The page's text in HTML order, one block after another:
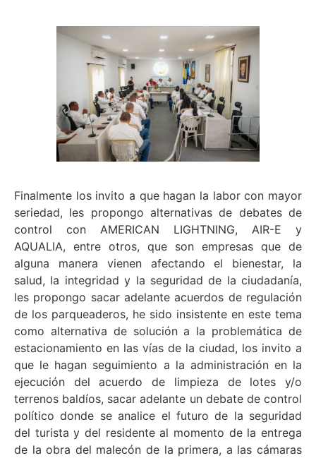
Finalmente los invito a que hagan la labor con mayor
seriedad, les propongo alternativas de debates de
control con AMERICAN LIGHTNING, AIR-E y
AQUALIA, entre otros, que son empresas que de
alguna manera vienen afectando el bienestar, la
salud, la integridad y la seguridad de la ciudadanía,
les propongo sacar adelante acuerdos de regulación
de los parqueaderos, he sido insistente en este tema
como alternativa de solución a la problemática de
estacionamiento en las vías de la ciudad, los invito a
que le hagan seguimiento a la administración en la
ejecución del acuerdo de limpieza de lotes y/o
terrenos baldíos, sacar adelante un debate de control
político donde se analice el futuro de la seguridad
del turista y del residente al momento de la entrega
de la obra del malecón de la primera, a las cámaras